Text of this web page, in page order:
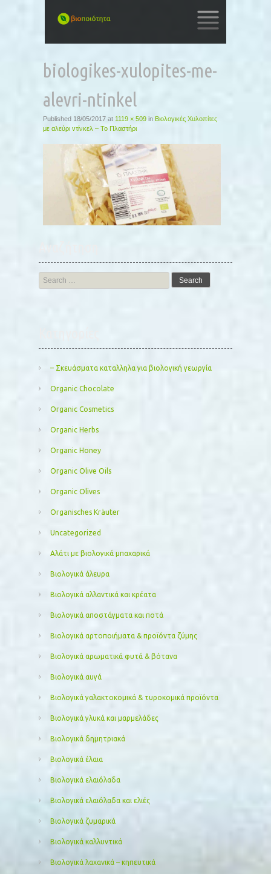
CONTENT
biologikes-xulopites-me-
alevri-ntinkel
Published 18/05/2017 at 1119 × 509 in Βιολογικές Χυλοπίτες
με αλεύρι ντίνκελ – Το Πλαστήρι
Search
for:
– Σκευάσματα καταλληλα για βιολογική γεωργία
Organic Chocolate
Organic Cosmetics
Organic Herbs
Organic Honey
Organic Olive Oils
Organic Olives
Organisches Kräuter
Uncategorized
Αλάτι με βιολογικά μπαχαρικά
Βιολογικά άλευρα
Βιολογικά αλλαντικά και κρέατα
Βιολογικά αποστάγματα και ποτά
Βιολογικά αρτοποιήματα & προϊόντα ζύμης
Βιολογικά αρωματικά φυτά & βότανα
Βιολογικά αυγά
Βιολογικά γαλακτοκομικά & τυροκομικά προϊόντα
Βιολογικά γλυκά και μαρμελάδες
Βιολογικά δημητριακά
Βιολογικά έλαια
Βιολογικά ελαιόλαδα
Βιολογικά ελαιόλαδα και ελιές
Βιολογικά ζυμαρικά
Βιολογικά καλλυντικά
Βιολογικά λαχανικά – κηπευτικά